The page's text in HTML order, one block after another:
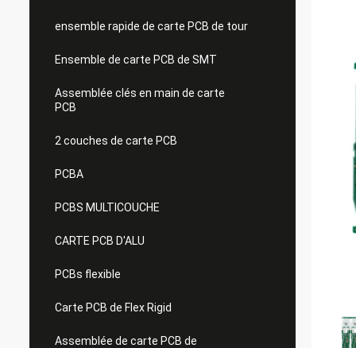
ensemble rapide de carte PCB de tour
Ensemble de carte PCB de SMT
Assemblée clés en main de carte
PCB
2 couches de carte PCB
PCBA
PCBS MULTICOUCHE
CARTE PCB D'ALU
PCBs flexible
Carte PCB de Flex Rigid
Assemblée de carte PCB de